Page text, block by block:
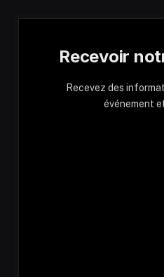
Recevoir
Recevez des
événement